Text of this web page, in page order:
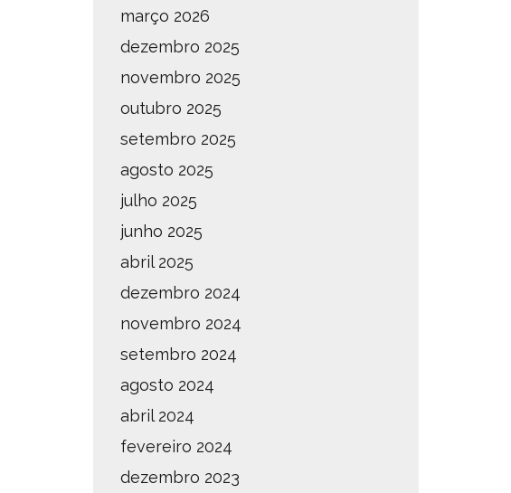
março 2026
dezembro 2025
novembro 2025
outubro 2025
setembro 2025
agosto 2025
julho 2025
junho 2025
abril 2025
dezembro 2024
novembro 2024
setembro 2024
agosto 2024
abril 2024
fevereiro 2024
dezembro 2023